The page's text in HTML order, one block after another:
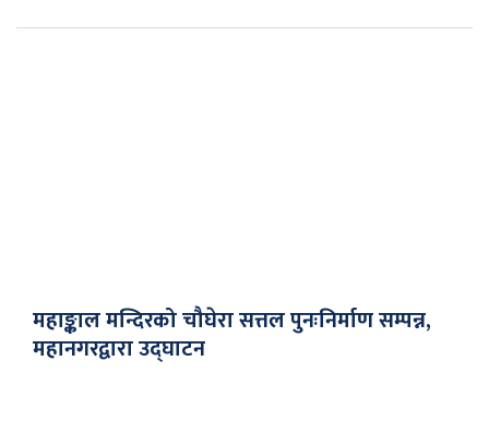
महाङ्काल मन्दिरको चौघेरा सत्तल पुनःनिर्माण सम्पन्न,
महानगरद्वारा उद्घाटन